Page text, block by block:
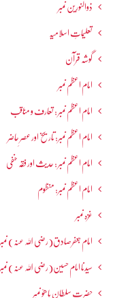
ذوالنورین نمبر
تعلیماتِ اسلامیہ
گوشہ قرآن
امام اعظم نمبر
امام اعظم نمبر : تعارف و مناقب
امام اعظم نمبر: تاریخ اور عصرِ حاضر
امام اعظم نمبر : حدیث اور فقہ حنفی
امام اعظم نمبر: منظوم
غزہ نمبر
امام جعفرصادق(رضی اللہ عنہ) نمبر
سیدنا امام حسین(رضی اللہ عنہ) نمبر
حضرت سلطان باھوؒ نمبر